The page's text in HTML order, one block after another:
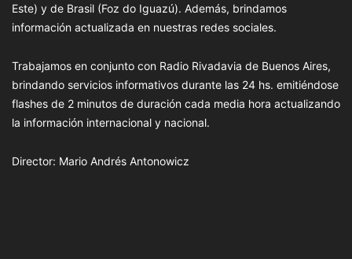
Este) y de Brasil (Foz do Iguazú). Además, brindamos
información actualizada en nuestras redes sociales.
Trabajamos en conjunto con Radio Rivadavia de Buenos Aires,
brindando servicios informativos durante las 24 hs. emitiéndose
flashes de 2 minutos de duración cada media hora actualizando
la información internacional y nacional.
Director: Mario Andrés Antonowicz